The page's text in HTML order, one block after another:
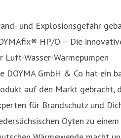
und Explosionsgefahr
HP/O – Die
Luft-Wasser-Wärmepumpen
DOYMA GmbH & Co hat ein
auf den Markt gebracht,
für Brandschutz und
Oyten zu